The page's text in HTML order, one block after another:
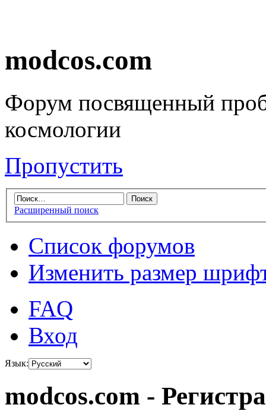
modcos.com
Форум посвященный
космологии
Пропустить
Расширенный поиск
Список форумов
Изменить размер
FAQ
Вход
Язык:
modcos.com -